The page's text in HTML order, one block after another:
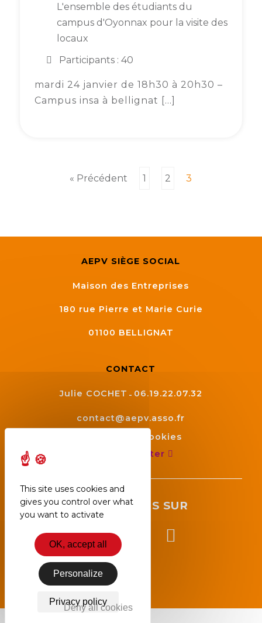
L'ensemble des étudiants du
campus d'Oyonnax pour la visite des
locaux
Participants : 40
mardi 24 janvier de 18h30 à 20h30 –
Campus insa à bellignat […]
« Précédent 1 2 3
AEPV SIÈGE SOCIAL
Maison des Entreprises
180 rue Pierre et Marie Curie
01100 BELLIGNAT
CONTACT
Julie COCHET 06.19.22.07.32
contact@aepv.asso.fr
Gestion des cookies
Nous contacter
SUIVEZ NOUS SUR
This site uses cookies and
gives you control over what
you want to activate
OK, accept all
Deny all cookies
Personalize
Privacy policy